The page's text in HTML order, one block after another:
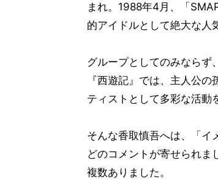
まれ。1988年4月、「
的アイドルとして絶大な人
グループとしてのみなら
『西遊記』では、主人公
ティストとして多彩な活動
そんな香取慎吾へは、「イ
どのコメントが寄せられま
複数ありました。